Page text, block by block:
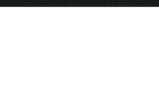
Endereço: Praça João